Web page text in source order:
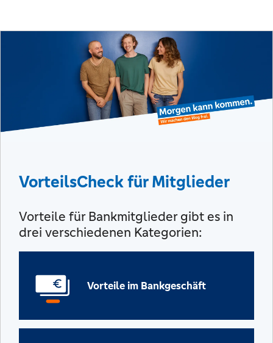
VorteilsCheck für Mitglieder
Vorteile für Bankmitglieder gibt es in
drei verschiedenen Kategorien:
Vorteile im Bankgeschäft